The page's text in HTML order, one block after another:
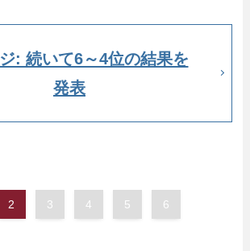
: 続いて6～4位の結果を
発表
2 3 4 5 6